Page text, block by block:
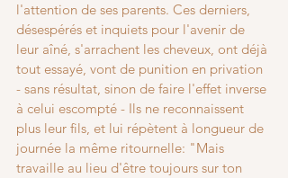
l'attention de ses parents. Ces derniers,
désespérés et inquiets pour l'avenir de
leur aîné, s'arrachent les cheveux, ont déjà
tout essayé, vont de punition en privation
- sans résultat, sinon de faire l'effet inverse
à celui escompté - Ils ne reconnaissent
plus leur fils, et lui répètent à longueur de
journée la même ritournelle: "Mais
travaille au lieu d'être toujours sur ton